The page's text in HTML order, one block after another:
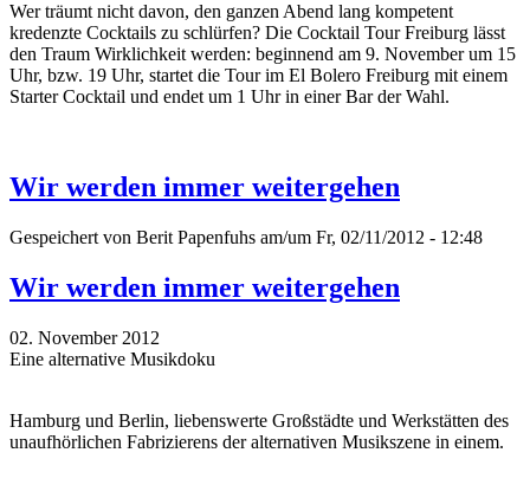
Wer träumt nicht davon, den ganzen Abend lang kompetent
kredenzte Cocktails zu schlürfen? Die Cocktail Tour Freiburg lässt
den Traum Wirklichkeit werden: beginnend am 9. November um 15
Uhr, bzw. 19 Uhr, startet die Tour im El Bolero Freiburg mit einem
Starter Cocktail und endet um 1 Uhr in einer Bar der Wahl.
Wir werden immer weitergehen
Gespeichert von Berit Papenfuhs am/um Fr, 02/11/2012 - 12:48
Wir werden immer weitergehen
02. November 2012
Eine alternative Musikdoku
Hamburg und Berlin, liebenswerte Großstädte und Werkstätten des
unaufhörlichen Fabrizierens der alternativen Musikszene in einem.